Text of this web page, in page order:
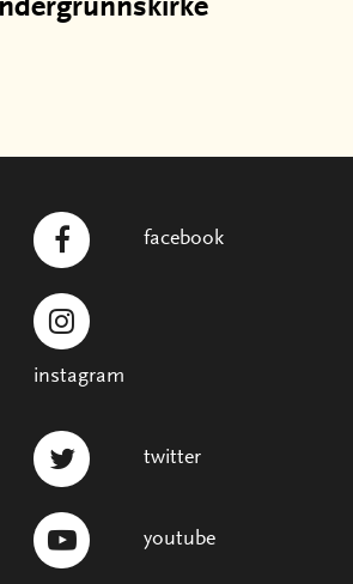
facebook
instagram
twitter
youtube